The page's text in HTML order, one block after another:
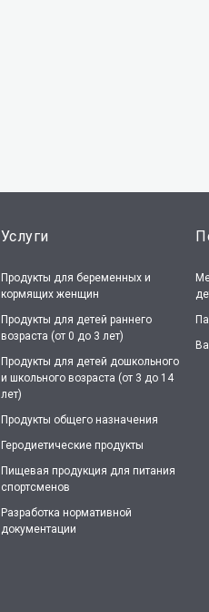
Услуги
Продукты для беременных и
кормящих женщин
Продукты для детей раннего
возраста (от 0 до 3 лет)
Продукты для детей дошкольного
и школьного возраста (от 3 до 14
лет)
Продукты общего назначения
Геродиетические продукты
Пищевая продукция для питания
спортсменов
Разработка нормативной
документации